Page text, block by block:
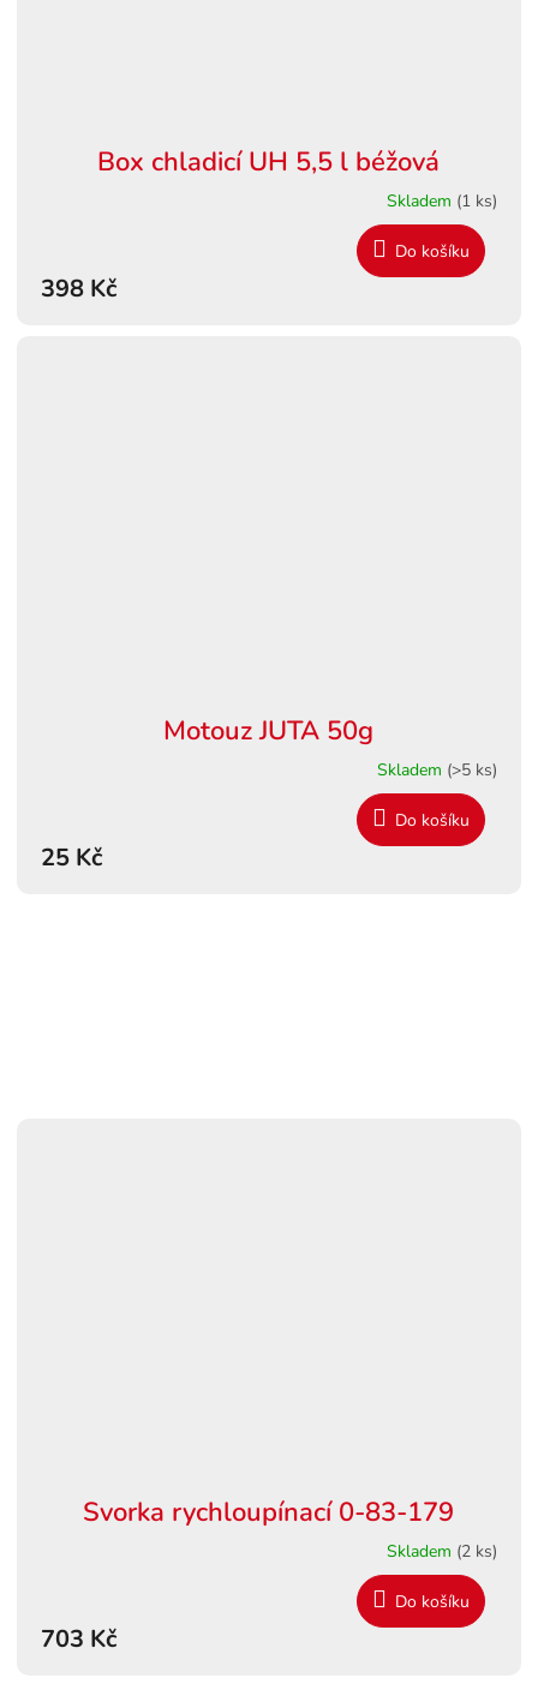
Box chladicí UH 5,5 l béžová
Skladem (1 ks)
398 Kč
Do košíku
Motouz JUTA 50g
Skladem (>5 ks)
25 Kč
Do košíku
Svorka rychloupínací 0-83-179
Skladem (2 ks)
703 Kč
Do košíku